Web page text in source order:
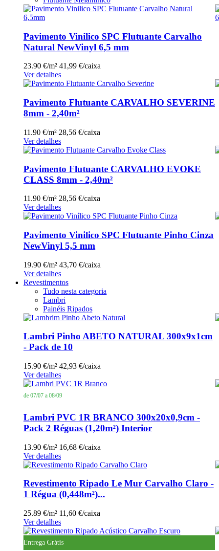
Pavimento Vinilico SPC Flutuante Carvalho
Natural NewVinyl 6,5 mm
23.90 €/m² 41,99 €/caixa
Ver detalhes
Pavimento Flutuante CARVALHO SEVERINE
8mm - 2,40m²
11.90 €/m² 28,56 €/caixa
Ver detalhes
Pavimento Flutuante CARVALHO EVOKE
CLASS 8mm - 2,40m²
11.90 €/m² 28,56 €/caixa
Ver detalhes
Pavimento Vinilico SPC Flutuante Pinho Cinza
NewVinyl 5,5 mm
19.90 €/m² 43,70 €/caixa
Ver detalhes
Revestimentos
Tudo nesta categoria
Lambri
Painéis Ripados
Lambri Pinho ABETO NATURAL 300x9x1cm
- Pack de 10
15.90 €/m² 42,93 €/caixa
Ver detalhes
de 07/07 a 08/09
Lambri PVC 1R BRANCO 300x20x0,9cm -
Pack 2 Réguas (1,20m²) Interior
13.90 €/m² 16,68 €/caixa
Ver detalhes
Revestimento Ripado Le Mur Carvalho Claro -
1 Régua (0,448m²)...
25.89 €/m² 11,60 €/caixa
Ver detalhes
Entrega Grátis